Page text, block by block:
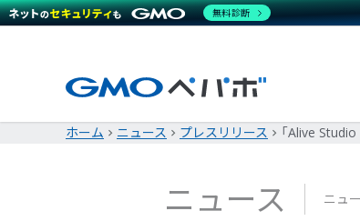
ホーム ニュース プレスリリース 「Alive
ニュース ニュ
無料診断